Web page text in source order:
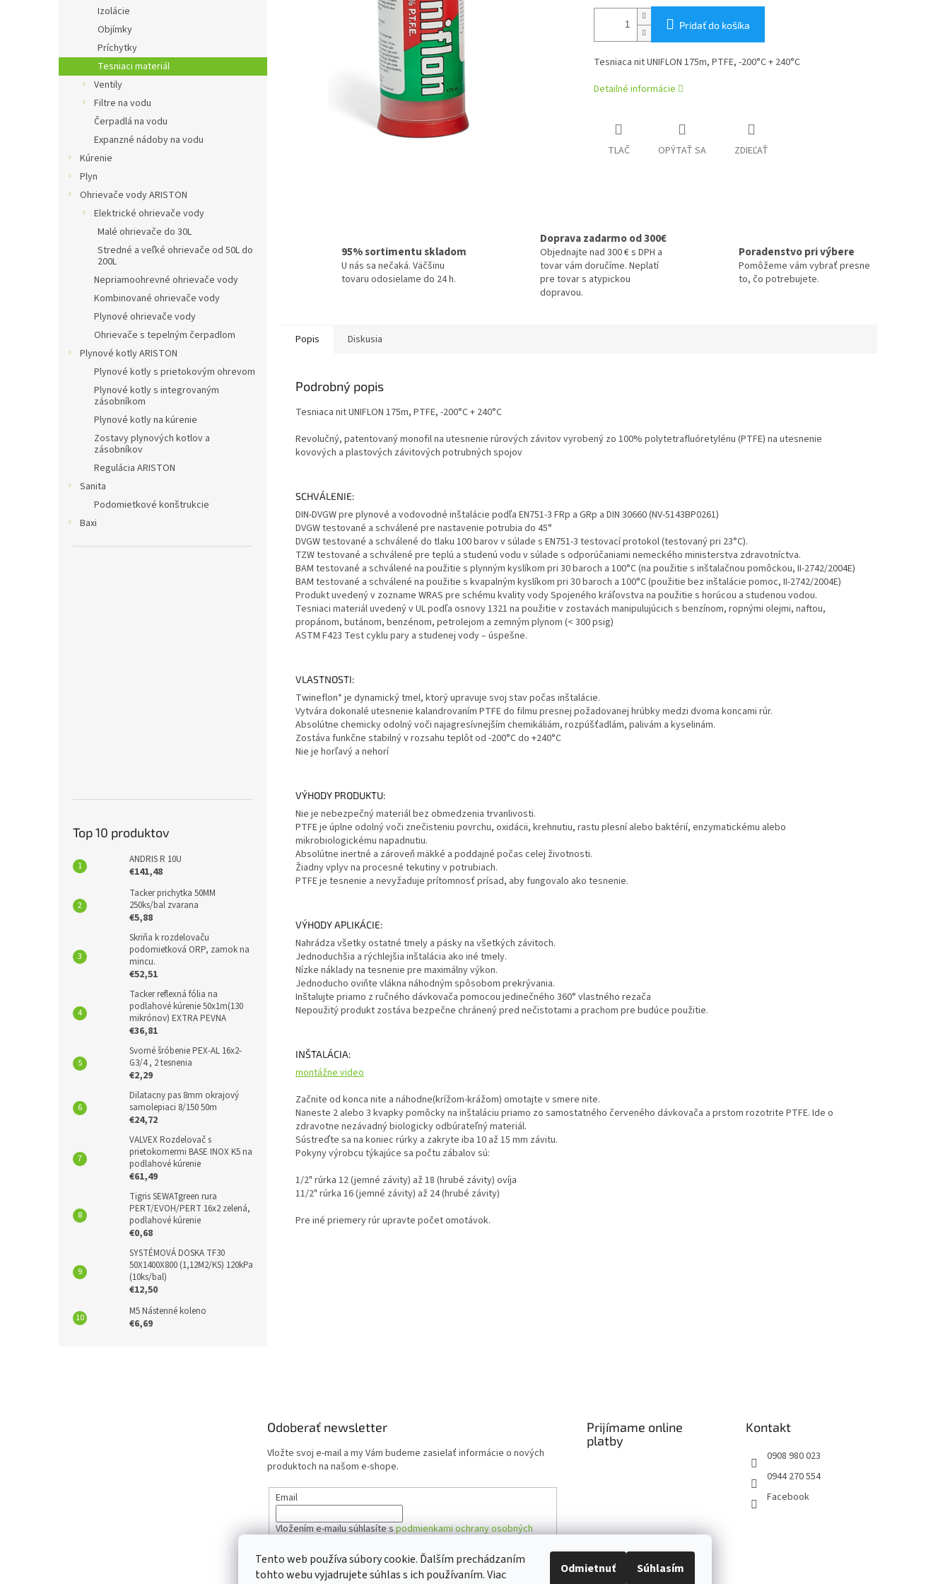
Tento web používa súbory cookie. Ďalším prechádzaním
tohto webu vyjadrujete súhlas s ich používaním. Viac
Odmietnuť Súhlasím
Izolácie
Objímky
Príchytky
Tesniaci materiál
Ventily
Filtre na vodu
Čerpadlá na vodu
Expanzné nádoby na vodu
Kúrenie
Plyn
Ohrievače vody ARISTON
Elektrické ohrievače vody
Malé ohrievače do 30L
Stredné a veľké ohrievače od 50L do
200L
Nepriamoohrevné ohrievače vody
Kombinované ohrievače vody
Plynové ohrievače vody
Ohrievače s tepelným čerpadlom
Plynové kotly ARISTON
Plynové kotly s prietokovým ohrevom
Plynové kotly s integrovaným
zásobníkom
Plynové kotly na kúrenie
Zostavy plynových kotlov a
zásobníkov
Regulácia ARISTON
Sanita
Podomietkové konštrukcie
Baxi
Top 10 produktov
ANDRIS R 10U
€141,48
Tacker prichytka 50MM
250ks/bal zvarana
€5,88
Skriňa k rozdelovaču
podomietková ORP, zamok na
mincu.
€52,51
Tacker reflexná fólia na
podlahové kúrenie 50x1m(130
mikrónov) EXTRA PEVNA
€36,81
Svorné šróbenie PEX-AL 16x2-
G3/4 , 2 tesnenia
€2,29
Dilatacny pas 8mm okrajový
samolepiaci 8/150 50m
€24,72
VALVEX Rozdelovač s
prietokomermi BASE INOX K5 na
podlahové kúrenie
€61,49
Tigris SEWATgreen rura
PERT/EVOH/PERT 16x2 zelená,
podlahové kúrenie
€0,68
SYSTÉMOVÁ DOSKA TF30
50X1400X800 (1,12M2/KS) 120kPa
(10ks/bal)
€12,50
M5 Nástenné koleno
€6,69
Pridať do košíka
Tesniaca nit UNIFLON 175m, PTFE, -200°C + 240°C
Detailné informácie
TLAČ OPÝTAŤ SA ZDIEĽAŤ
95% sortimentu skladom
U nás sa nečaká. Väčšinu
tovaru odosielame do 24 h.
Doprava zadarmo od 300€
Objednajte nad 300 € s DPH a
tovar vám doručíme. Neplatí
pre tovar s atypickou
dopravou.
Poradenstvo pri výbere
Pomôžeme vám vybrať presne
to, čo potrebujete.
Popis Diskusia
Podrobný popis
Tesniaca nit UNIFLON 175m, PTFE, -200°C + 240°C
Revolučný, patentovaný monofil na utesnenie rúrových závitov vyrobený zo 100% polytetrafluóretylénu (PTFE) na utesnenie
kovových a plastových závitových potrubných spojov
SCHVÁLENIE:
DIN-DVGW pre plynové a vodovodné inštalácie podľa EN751-3 FRp a GRp a DIN 30660 (NV-5143BP0261)
DVGW testované a schválené pre nastavenie potrubia do 45°
DVGW testované a schválené do tlaku 100 barov v súlade s EN751-3 testovací protokol (testovaný pri 23°C).
TZW testované a schválené pre teplú a studenú vodu v súlade s odporúčaniami nemeckého ministerstva zdravotníctva.
BAM testované a schválené na použitie s plynným kyslíkom pri 30 baroch a 100°C (na použitie s inštalačnou pomôckou, II-2742/2004E)
BAM testované a schválené na použitie s kvapalným kyslíkom pri 30 baroch a 100°C (použitie bez inštalácie pomoc, II-2742/2004E)
Produkt uvedený v zozname WRAS pre schému kvality vody Spojeného kráľovstva na použitie s horúcou a studenou vodou.
Tesniaci materiál uvedený v UL podľa osnovy 1321 na použitie v zostavách manipulujúcich s benzínom, ropnými olejmi, naftou,
propánom, butánom, benzénom, petrolejom a zemným plynom (< 300 psig)
ASTM F423 Test cyklu pary a studenej vody – úspešne.
VLASTNOSTI:
Twineflon* je dynamický tmel, ktorý upravuje svoj stav počas inštalácie.
Vytvára dokonalé utesnenie kalandrovaním PTFE do filmu presnej požadovanej hrúbky medzi dvoma koncami rúr.
Absolútne chemicky odolný voči najagresívnejším chemikáliám, rozpúšťadlám, palivám a kyselinám.
Zostáva funkčne stabilný v rozsahu teplôt od -200°C do +240°C
Nie je horľavý a nehorí
VÝHODY PRODUKTU:
Nie je nebezpečný materiál bez obmedzenia trvanlivosti.
PTFE je úplne odolný voči znečisteniu povrchu, oxidácii, krehnutiu, rastu plesní alebo baktérií, enzymatickému alebo
mikrobiologickému napadnutiu.
Absolútne inertné a zároveň mäkké a poddajné počas celej životnosti.
Žiadny vplyv na procesné tekutiny v potrubiach.
PTFE je tesnenie a nevyžaduje prítomnosť prísad, aby fungovalo ako tesnenie.
VÝHODY APLIKÁCIE:
Nahrádza všetky ostatné tmely a pásky na všetkých závitoch.
Jednoduchšia a rýchlejšia inštalácia ako iné tmely.
Nízke náklady na tesnenie pre maximálny výkon.
Jednoducho oviňte vlákna náhodným spôsobom prekrývania.
Inštalujte priamo z ručného dávkovača pomocou jedinečného 360° vlastného rezača
Nepoužitý produkt zostáva bezpečne chránený pred nečistotami a prachom pre budúce použitie.
INŠTALÁCIA:
montážne video
Začnite od konca nite a náhodne(krížom-krážom) omotajte v smere nite.
Naneste 2 alebo 3 kvapky pomôcky na inštaláciu priamo zo samostatného červeného dávkovača a prstom rozotrite PTFE. Ide o
zdravotne nezávadný biologicky odbúrateľný materiál.
Sústreďte sa na koniec rúrky a zakryte iba 10 až 15 mm závitu.
Pokyny výrobcu týkajúce sa počtu zábalov sú:
1/2" rúrka 12 (jemné závity) až 18 (hrubé závity) ovíja
11/2" rúrka 16 (jemné závity) až 24 (hrubé závity)
Pre iné priemery rúr upravte počet omotávok.
Odoberať newsletter
Vložte svoj e-mail a my Vám budeme zasielať informácie o nových
produktoch na našom e-shope.
Email
Vložením e-mailu súhlasíte spodmienkami ochrany osobných
PRIHLÁSIŤ SA
Prijímame online
platby
Kontakt
0908 980 023
0944 270 554
Facebook